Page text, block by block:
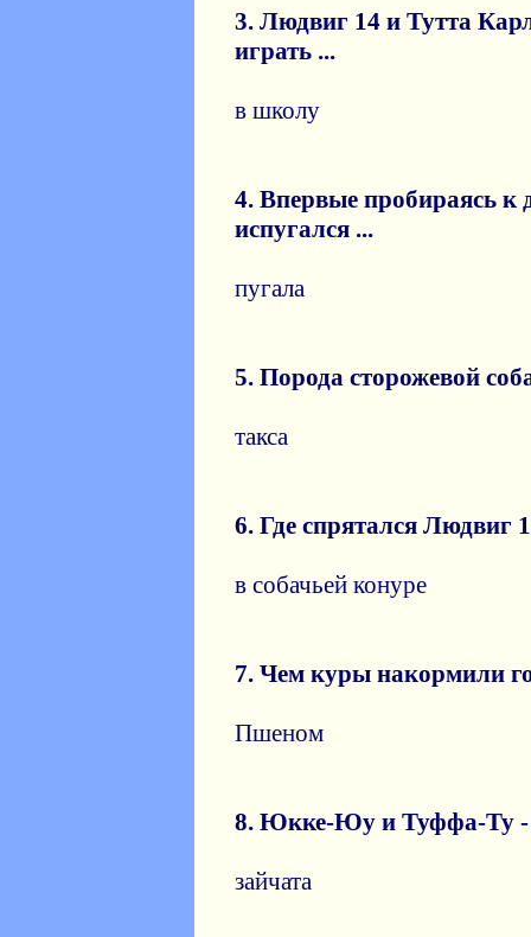
3. Людвиг 14 и Тутта
играть ...
в школу
4. Впервые пробираясь к
испугался ...
пугала
5. Порода сторожевой
такса
6. Где спрятался Людвиг
в собачьей конуре
7. Чем куры накормили
Пшеном
8. Юкке-Юу и Туффа-Ту -
зайчата